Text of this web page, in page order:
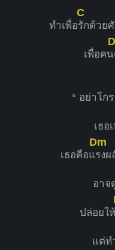
ทำเพื่อ
C
รักด้วย
เพื่อคน
* อย่าโกร
เธอ
เธอคือแ
Dm
รง
อาจ
ปล่อยให้
แต่ท